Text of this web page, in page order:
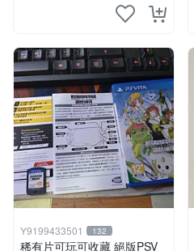
Y9199433501 132
稀有片可玩可收藏 絕版PSV